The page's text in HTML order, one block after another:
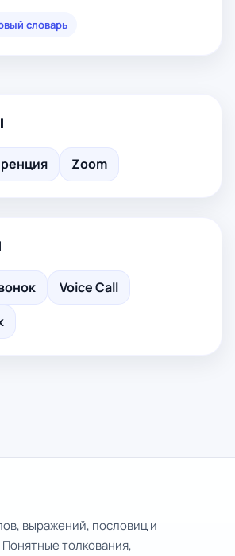
словарь
Zoom
Voice Call
выражений, пословиц и
толкования,